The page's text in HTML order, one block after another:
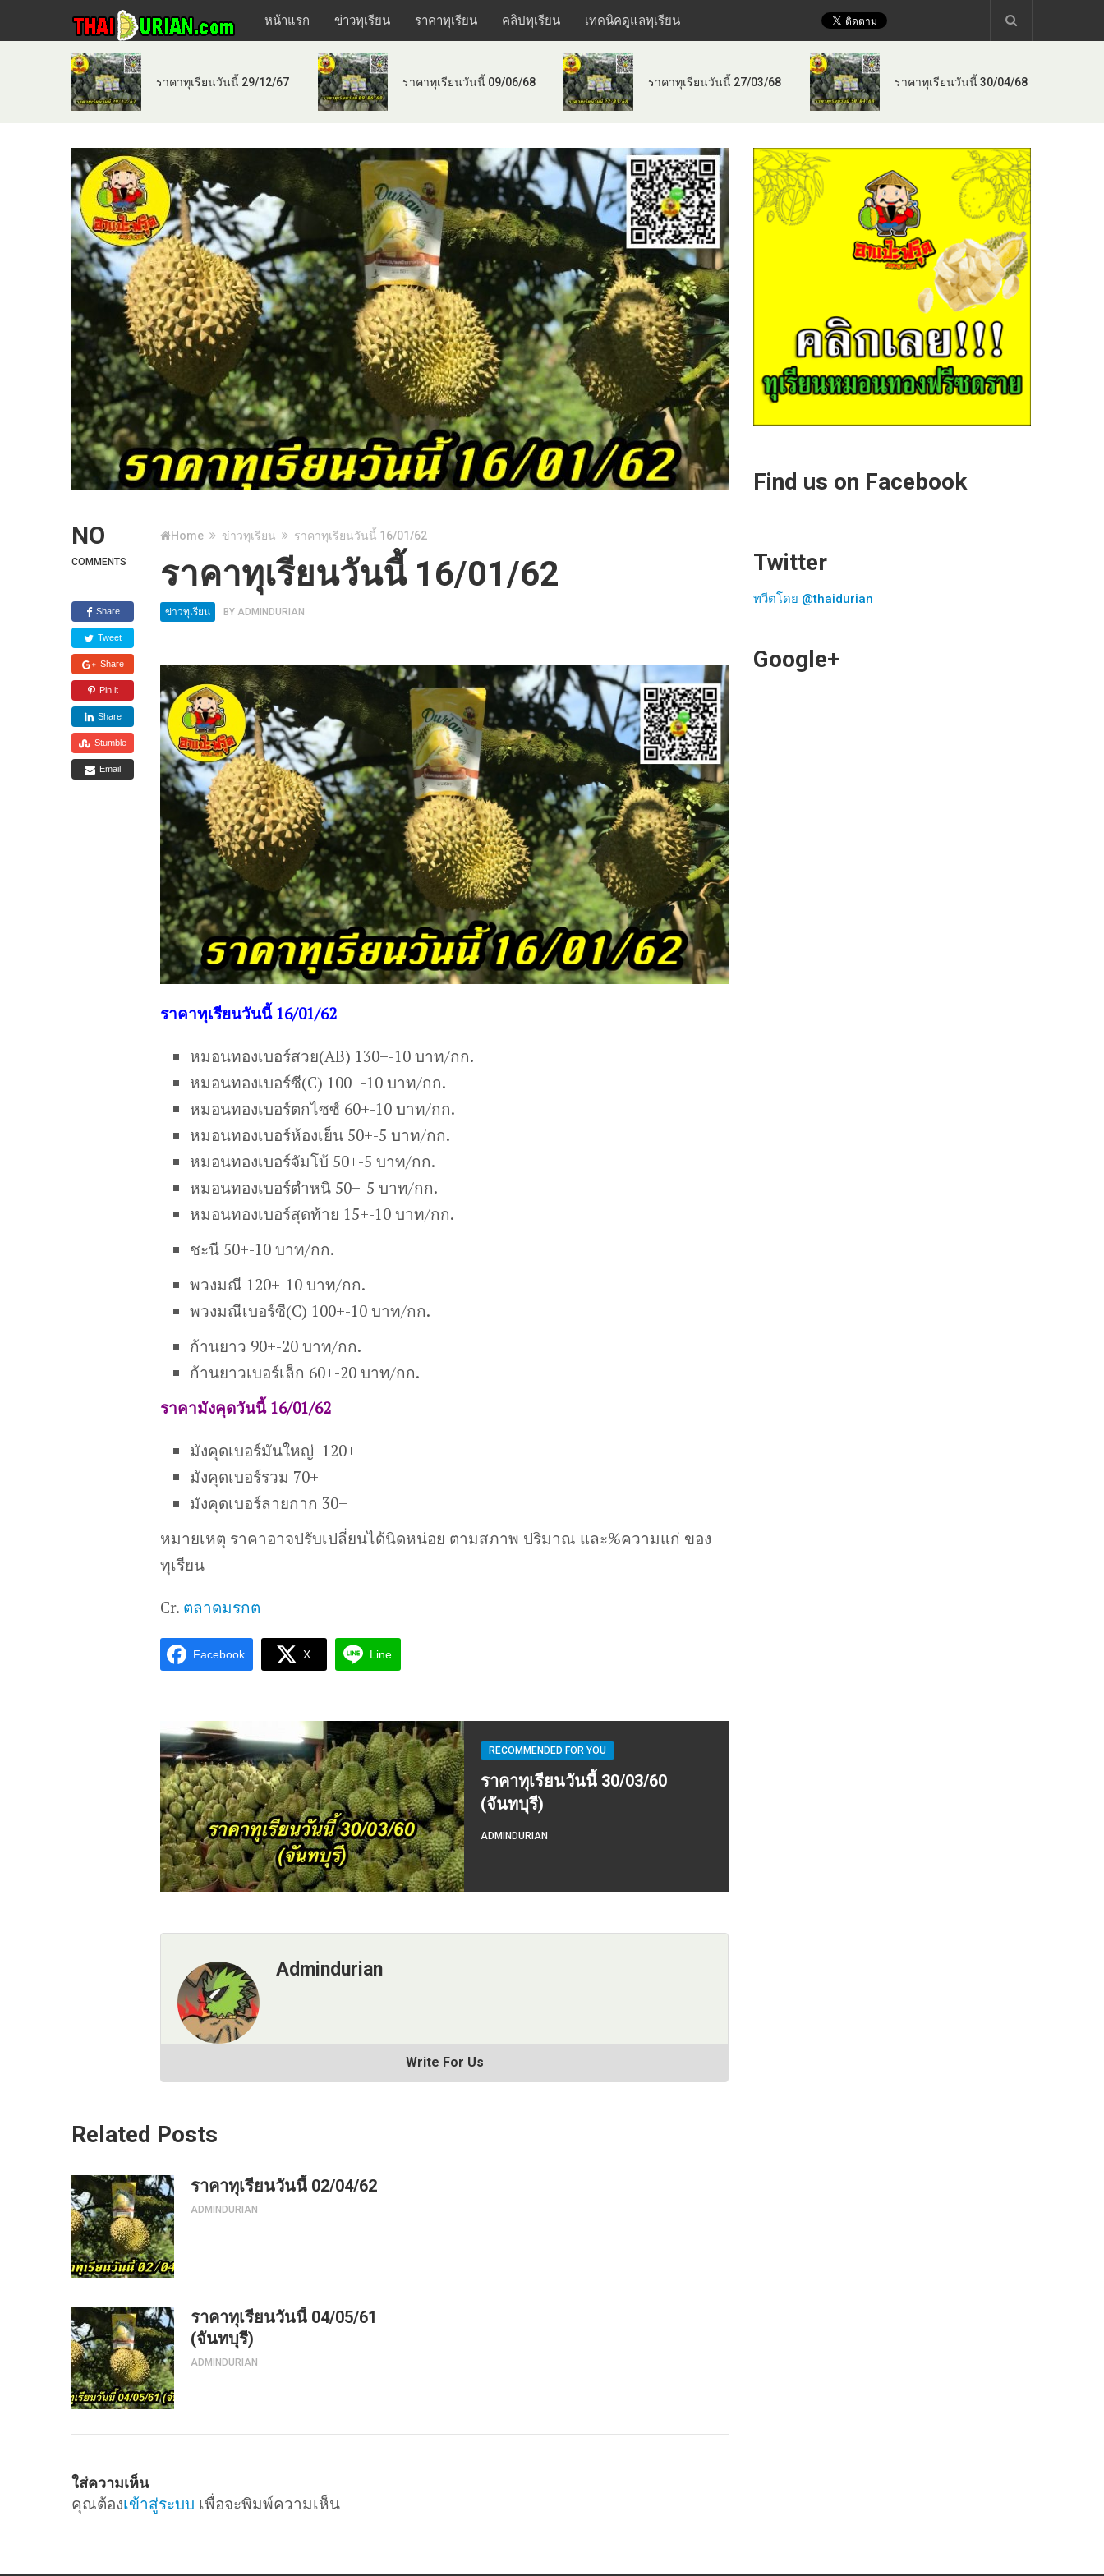
หน้าแรก ข่าวทุเรียน ราคาทุเรียน คลิปทุเรียน เทคนิคดูแลทุเรียน
ราคาทุเรียนวันนี้ 29/12/67 ราคาทุเรียนวันนี้ 09/06/68 ราคาทุเรียนวันนี้ 27/03/68 ราคาทุเรียนวันนี้ 30/04/68
NO
COMMENTS
Share
Tweet
Share
Pin it
Share
Stumble
Email
Home ข่าวทุเรียน ราคาทุเรียนวันนี้ 16/01/62
ราคาทุเรียนวันนี้ 16/01/62
ข่าวทุเรียน BY ADMINDURIAN
ราคาทุเรียนวันนี้ 16/01/62
หมอนทองเบอร์สวย(AB) 130+-10 บาท/กก.
หมอนทองเบอร์ซี(C) 100+-10 บาท/กก.
หมอนทองเบอร์ตกไซซ์ 60+-10 บาท/กก.
หมอนทองเบอร์ห้องเย็น 50+-5 บาท/กก.
หมอนทองเบอร์จัมโบ้ 50+-5 บาท/กก.
หมอนทองเบอร์ตำหนิ 50+-5 บาท/กก.
หมอนทองเบอร์สุดท้าย 15+-10 บาท/กก.
ชะนี 50+-10 บาท/กก.
พวงมณี 120+-10 บาท/กก.
พวงมณีเบอร์ซี(C) 100+-10 บาท/กก.
ก้านยาว 90+-20 บาท/กก.
ก้านยาวเบอร์เล็ก 60+-20 บาท/กก.
ราคามังคุดวันนี้ 16/01/62
มังคุดเบอร์มันใหญ่ 120+
มังคุดเบอร์รวม 70+
มังคุดเบอร์ลายกาก 30+
หมายเหตุ ราคาอาจปรับเปลี่ยนได้นิดหน่อย ตามสภาพ ปริมาณ และ%ความแก่ ของ
ทุเรียน
Cr. ตลาดมรกต
Facebook X Line
RECOMMENDED FOR YOU
ราคาทุเรียนวันนี้ 30/03/60
(จันทบุรี)
ADMINDURIAN
Admindurian
Write For Us
Related Posts
ราคาทุเรียนวันนี้ 02/04/62
ADMINDURIAN
ราคาทุเรียนวันนี้ 04/05/61
(จันทบุรี)
ADMINDURIAN
ใส่ความเห็น
คุณต้องเข้าสู่ระบบ เพื่อจะพิมพ์ความเห็น
Find us on Facebook
Twitter
ทวีตโดย @thaidurian
Google+